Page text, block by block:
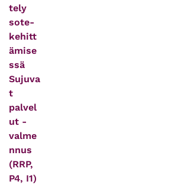
tely
sote-
kehitt
ämise
ssä
Sujuva
t
palvel
ut -
valme
nnus
(RRP,
P4, I1)